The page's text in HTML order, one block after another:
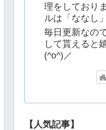
理をしており
ルは「ななし
毎日更新なの
して貰えると
(^o^)／
【人気記事】